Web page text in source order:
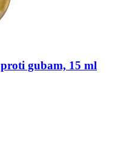
gubam, 15 ml